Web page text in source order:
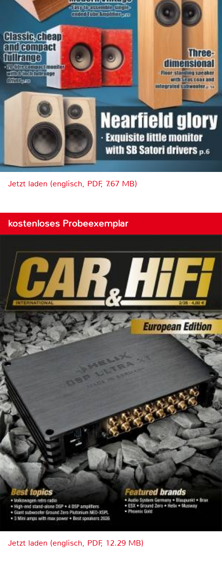
Jetzt laden (englisch, PDF, 7.67 MB)
kostenloses Probeexemplar
Jetzt laden (englisch, PDF, 12.29 MB)